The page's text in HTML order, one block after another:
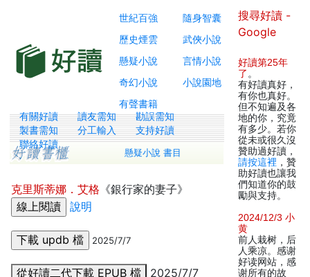
世紀百強
隨身智囊
歷史煙雲
武俠小說
懸疑小說
言情小說
奇幻小說
小說園地
有聲書籍
有關好讀 讀友需知
勘誤需知
製書需知
分工輸入
支持好讀
聯絡好讀
懸疑小說 書目
克里斯蒂娜．艾格 《銀行家的妻子》
說明
2025/7/7
從好讀二代下載 EPUB 檔 2025/7/7
搜尋好讀 -
Google
好讀第25年
了 。
有好讀真好，
有你也真好。
但不知遍及各
地的你，究竟
有多少。若你
從未或很久沒
贊助過好讀，
請按這裡 ，贊
助好讀也讓我
們知道你的鼓
勵與支持。
2024/12/3 小
黄
前人栽树，后
人乘凉。感谢
好读网站，感
谢所有的故